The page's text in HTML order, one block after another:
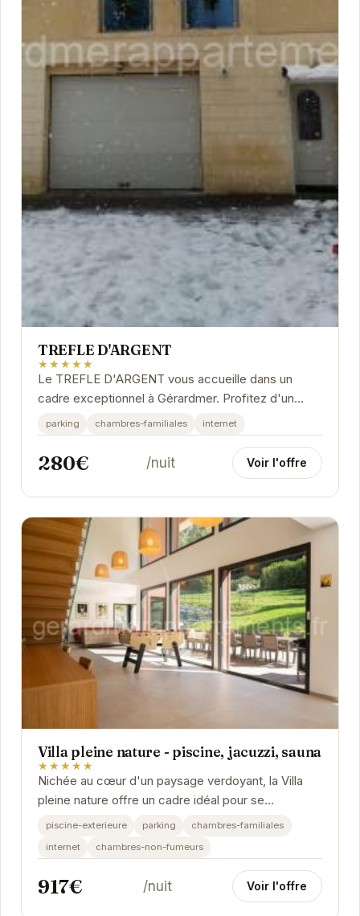
TREFLE D'ARGENT
★★★★★
Le TREFLE D'ARGENT vous accueille dans un
cadre exceptionnel à Gérardmer. Profitez d'un
séjour relaxant et découvrez les merveilles de la
région.
parking chambres-familiales internet
280€ /nuit Voir l'offre
Villa pleine nature - piscine, jacuzzi, sauna
★★★★★
Nichée au cœur d'un paysage verdoyant, la Villa
pleine nature offre un cadre idéal pour se
ressourcer. Ses équipements haut de gamme,
piscine-exterieure parking
chambres-familiales
internet
chambres-non-fumeurs
917€ /nuit Voir l'offre